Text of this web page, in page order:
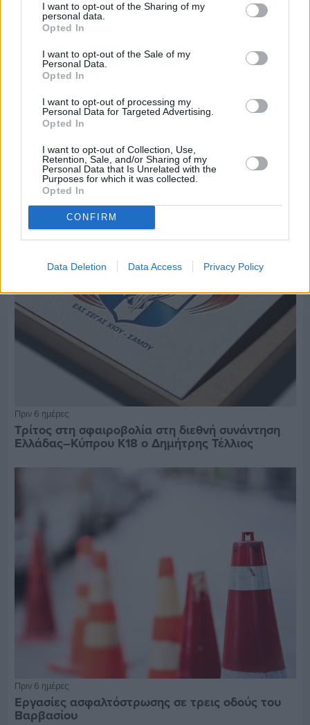
I want to opt-out of the Sharing of my
personal data.
Opted In
I want to opt-out of the Sale of my
Personal Data.
Opted In
I want to opt-out of processing my
Personal Data for Targeted Advertising.
Opted In
I want to opt-out of Collection, Use,
Retention, Sale, and/or Sharing of my
Personal Data that Is Unrelated with the
Purposes for which it was collected.
Opted In
CONFIRM
Data Deletion Data Access Privacy Policy
Μία μικρή αλλά αναγκαία ανάπαυλα για την
ομάδα του «Πολίτη»
Πριν 6 ημέρες
Τρίτος στη σφαιροβολία στη διεθνή συνάντηση
Ελλάδας–Κύπρου Κ18 ο Δημήτρης Τέλλιος
Πριν 6 ημέρες
Εργασίες ασφαλτόστρωσης σε τρεις οδούς του
Βαρβασίου